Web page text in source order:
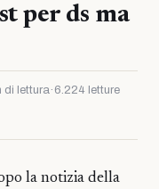
per ds ma
di lettura· 6.224 letture
la notizia della